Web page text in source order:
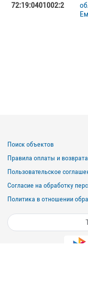
72:19:0401002:2
Поиск объектов
Правила оплаты и возврата
Пользовательское
Согласие на обработку
Политика в отношении